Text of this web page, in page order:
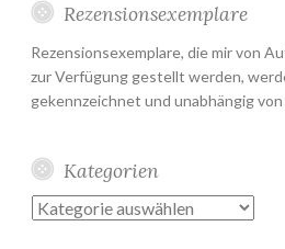
Rezensionsexemplare
Rezensionsexemplare, die mir von
zur Verfügung gestellt werden,
gekennzeichnet und unabhängig
Kategorien
Kategorien